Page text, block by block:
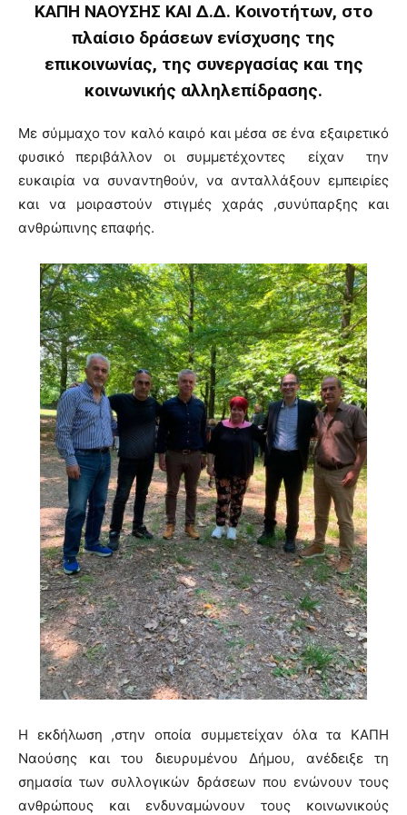
ΚΑΠΗ ΝΑΟΥΣΗΣ ΚΑΙ Δ.Δ. Κοινοτήτων, στο
πλαίσιο δράσεων ενίσχυσης της
επικοινωνίας, της συνεργασίας και της
κοινωνικής αλληλεπίδρασης.
Με σύμμαχο τον καλό καιρό και μέσα σε ένα εξαιρετικό
φυσικό περιβάλλον οι συμμετέχοντες είχαν την
ευκαιρία να συναντηθούν, να ανταλλάξουν εμπειρίες
και να μοιραστούν στιγμές χαράς ,συνύπαρξης και
ανθρώπινης επαφής.
Η εκδήλωση ,στην οποία συμμετείχαν όλα τα ΚΑΠΗ
Ναούσης και του διευρυμένου Δήμου, ανέδειξε τη
σημασία των συλλογικών δράσεων που ενώνουν τους
ανθρώπους και ενδυναμώνουν τους κοινωνικούς